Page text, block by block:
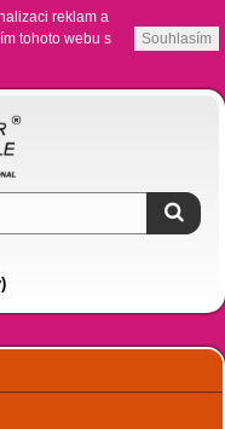
reklam a
tohoto webu s
Souhlasím